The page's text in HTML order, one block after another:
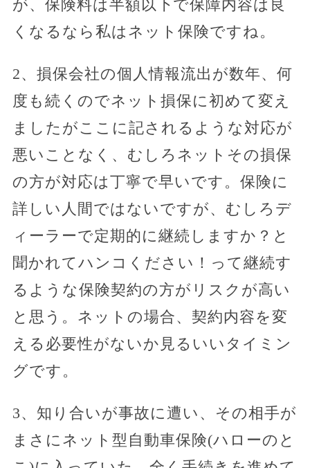
が、保険料は半額以下で保障内容は良
くなるなら私はネット保険ですね。
2、損保会社の個人情報流出が数年、何
度も続くのでネット損保に初めて変え
ましたがここに記されるような対応が
悪いことなく、むしろネットその損保
の方が対応は丁寧で早いです。保険に
詳しい人間ではないですが、むしろデ
ィーラーで定期的に継続しますか？と
聞かれてハンコください！って継続す
るような保険契約の方がリスクが高い
と思う。ネットの場合、契約内容を変
える必要性がないか見るいいタイミン
グです。
3、知り合いが事故に遭い、その相手が
まさにネット型自動車保険(ハローのと